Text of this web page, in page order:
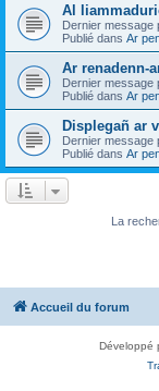
Al
Dernier message
Publié dans Ar
Ar renadenn-
Dernier message
Publié dans Ar
Displegañ ar
Dernier message
Publié dans Ar
La
Accueil du forum
Développé